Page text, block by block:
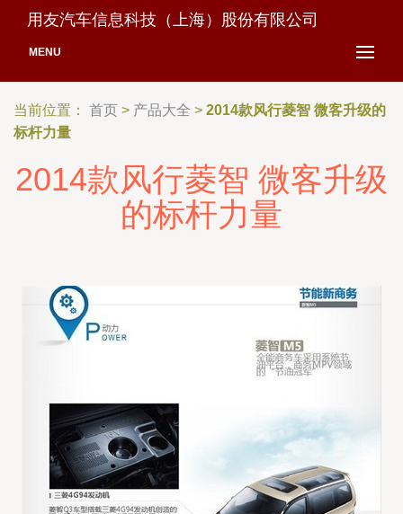
用友汽车信息科技（上海）股份有限公司
MENU
当前位置： 首页 > 产品大全 > 2014款风行菱智 微客升级的
标杆力量
2014款风行菱智 微客升级
的标杆力量